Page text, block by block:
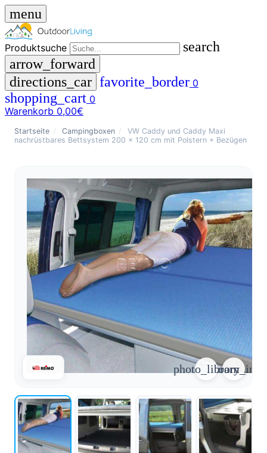
menu
Produktsuche
search
arrow_forward
directions_car favorite_border 0
shopping_cart 0
Warenkorb 0,00€
close
Produktsuche
search
arrow_forward
person
Login
favorite_border
Wunschliste Warenkorb
groups
Über
uns
helpFAQ
car_repair Fahrzeugausbau
Startseite / Campingboxen /
VW Caddy und Caddy Maxi
nachrüstbares Bettsystem 200 x 120 cm mit Polstern + Bezügen
zoom_in
photo_library